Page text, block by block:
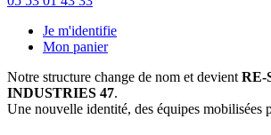
Je m'identifie
Mon panier
Notre structure change de nom et devient RE-
INDUSTRIES 47.
Une nouvelle identité, des équipes mobilisées